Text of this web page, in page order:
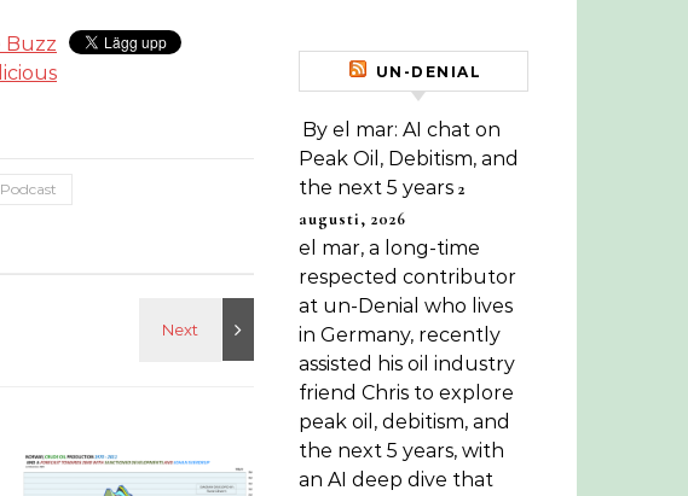
Podcast
UN-DENIAL
By el mar: AI chat on
Peak Oil, Debitism, and
the next 5 years 2
augusti, 2026
el mar, a long-time
respected contributor
at un-Denial who lives
in Germany, recently
assisted his oil industry
friend Chris to explore
peak oil, debitism, and
the next 5 years, with
an AI deep dive that